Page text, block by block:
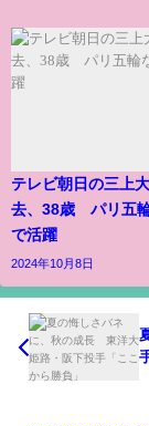
テレビ朝日の三上
去、38歳 パリ五
で活躍
2024年10月8日